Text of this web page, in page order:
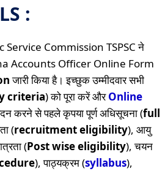
:
Commission TSPSC ने
Accounts Officer Online Form
जारी किया है। इच्छुक उम्मीदवार सभी
criteria) को पूरा करें औरOnline
करने से पहले कृपया पूर्ण अधिसूचना (full
(recruitment eligibility), आयु
(Post wise eligibility), चयन
), पाठ्यक्रम (syllabus),